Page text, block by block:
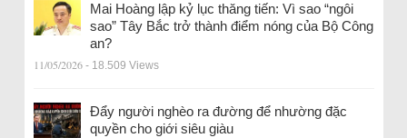
Mai Hoàng lập kỷ lục thăng tiến: Vì sao “ngôi
sao” Tây Bắc trở thành điểm nóng của Bộ Công
an?
11/05/2026 - 18.509 Views
Đẩy người nghèo ra đường để nhường đặc
quyền cho giới siêu giàu